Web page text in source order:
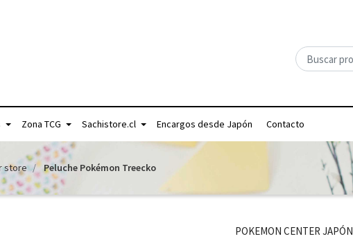
Zona TCG Sachistore.cl Encargos desde Japón Contacto
store Peluche Pokémon Treecko
POKEMON CENTER JAPÓN